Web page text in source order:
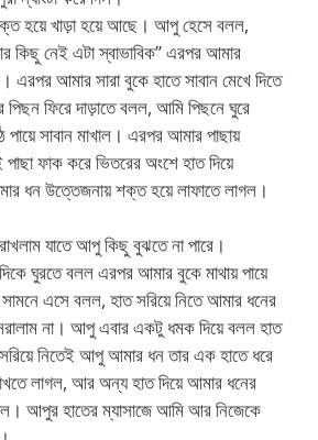
হয়ে খাড়া হয়ে আছে। আপু হেসে বলল,
কিছু নেই এটা স্বাভাবিক” এরপর আমার
এরপর আমার সারা বুকে হাতে সাবান মেখে দিতে
ফিরে দাড়াতে বলল, আমি পিছনে ঘুরে
সাবান মাখাল। এরপর আমার পাছায়
পাছা ফাক করে ভিতরের অংশে হাত দিয়ে
ধন উত্তেজনায় শক্ত হয়ে লাফাতে লাগল।
যাতে আপু কিছু বুঝতে না পারে।
ঘুরতে বলল এরপর আমার বুকে মাথায় পায়ে
এসে বলল, হাত সরিয়ে নিতে আমার ধনের
না। আপু এবার একটু ধমক দিয়ে বলল হাত
নিতেই আপু আমার ধন তার এক হাতে ধরে
লাগল, আর অন্য হাত দিয়ে আমার ধনের
আপুর হাতের ম্যাসাজে আমি আর নিজেকে